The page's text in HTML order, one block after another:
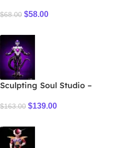
$68.00 $58.00
Sculpting Soul Studio –
$163.00 $139.00